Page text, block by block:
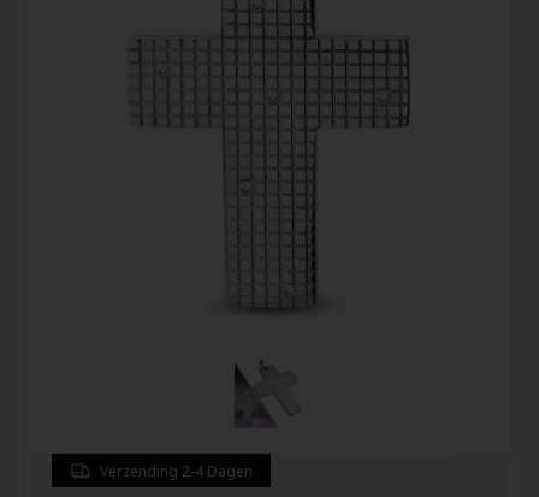
Verzending 2-4 Dagen